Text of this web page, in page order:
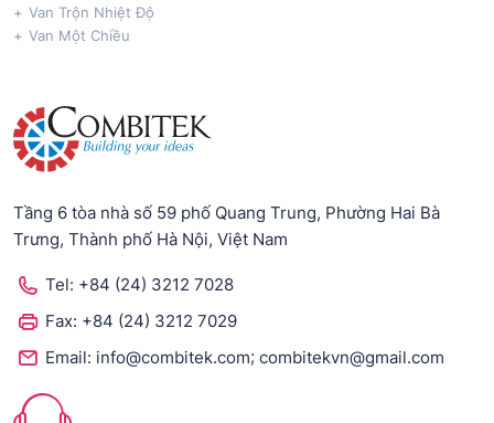
Van Trộn Nhiệt Độ
Van Một Chiều
Tầng 6 tòa nhà số 59 phố Quang Trung, Phường Hai Bà
Trưng, Thành phố Hà Nội, Việt Nam
Tel: +84 (24) 3212 7028
Fax: +84 (24) 3212 7029
Email: info@combitek.com; combitekvn@gmail.com